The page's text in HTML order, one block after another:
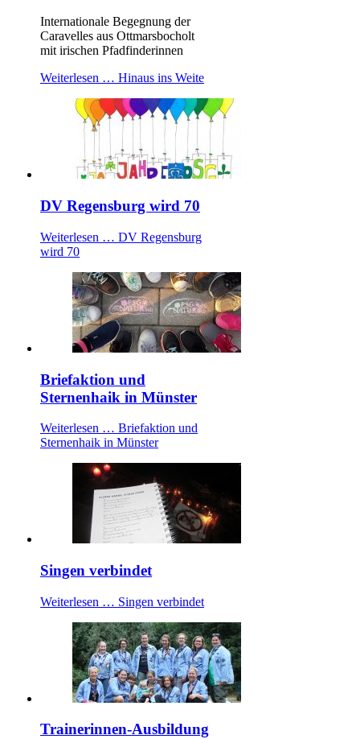
Internationale Begegnung der
Caravelles aus Ottmarsbocholt
mit irischen Pfadfinderinnen
Weiterlesen … Hinaus ins Weite
DV Regensburg wird 70
Weiterlesen … DV Regensburg
wird 70
Briefaktion und
Sternenhaik in Münster
Weiterlesen … Briefaktion und
Sternenhaik in Münster
Singen verbindet
Weiterlesen … Singen verbindet
Trainerinnen-Ausbildung